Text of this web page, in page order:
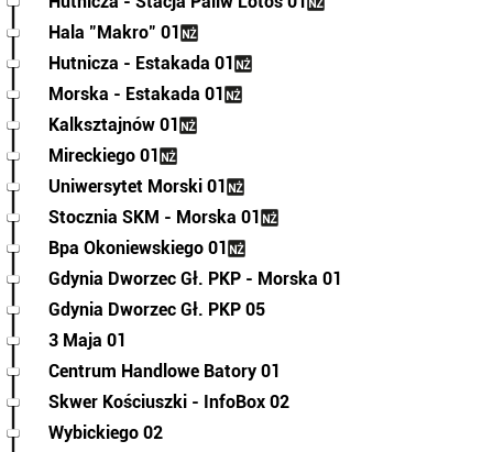
Hala "Makro" 01
Hutnicza - Estakada 01
Morska - Estakada 01
Kalksztajnów 01
Mireckiego 01
Uniwersytet Morski 01
Stocznia SKM - Morska 01
Bpa Okoniewskiego 01
Gdynia Dworzec Gł. PKP - Morska 01
Gdynia Dworzec Gł. PKP 05
3 Maja 01
Centrum Handlowe Batory 01
Skwer Kościuszki - InfoBox 02
Wybickiego 02